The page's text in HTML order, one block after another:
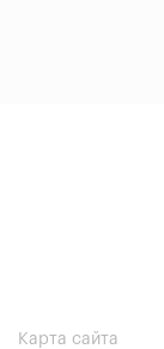
Карта сайта